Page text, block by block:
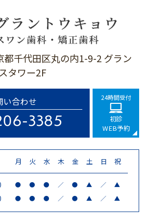
都千代田区丸の内1-9-2 グラン
タワー2F
い合わせ
3385
24時間受付
初診
WEB予約
月 火 水 木 金 土 日 祝
● ● ● ／ ● ▲ ／ ▲
● ● ● ／ ● ▲ ／ ▲